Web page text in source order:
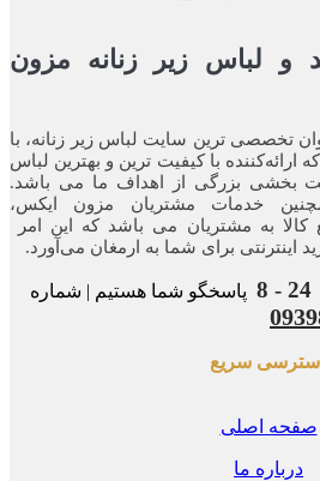
لباس زیر زنانه مزون
ترین سایت لباس زیر زنانه، با
با کیفیت ترین و بهترین لباس
بزرگی از اهداف ما می باشد.
خدمات مشتریان مزون ایکس،
به مشتریان می باشد که این امر
برای شما به ارمغان می‌آورد.
پاسخگو شما هستیم | شماره
سریع
اصلی
ما